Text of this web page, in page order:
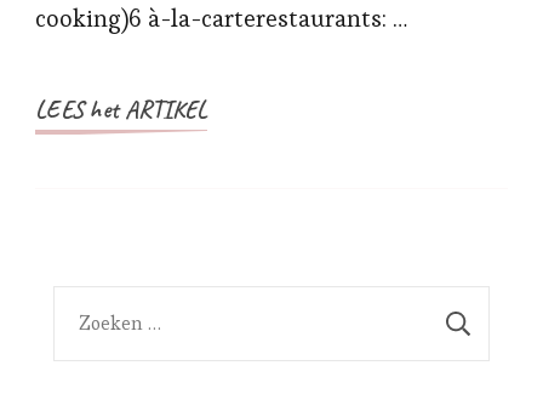
Egypte
cooking)6 à-la-carterestaurants: …
LEES het ARTIKEL